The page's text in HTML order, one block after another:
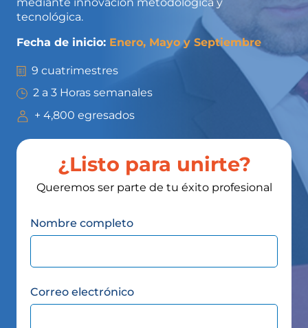
tecnológica.
Fecha de inicio: Enero, Mayo y Septiembre
9 cuatrimestres
2 a 3 Horas semanales
+ 4,800 egresados
¿Listo para unirte?
Queremos ser parte de tu éxito profesional
Nombre completo
Correo electrónico